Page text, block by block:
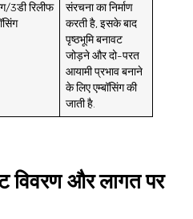
3डी रिलीफ
संरचना का निर्माण
करती है, इसके बाद
पृष्ठभूमि बनावट
जोड़ने और दो-परत
आयामी प्रभाव बनाने
के लिए एम्बॉसिंग की
जाती है.
विवरण और लागत पर